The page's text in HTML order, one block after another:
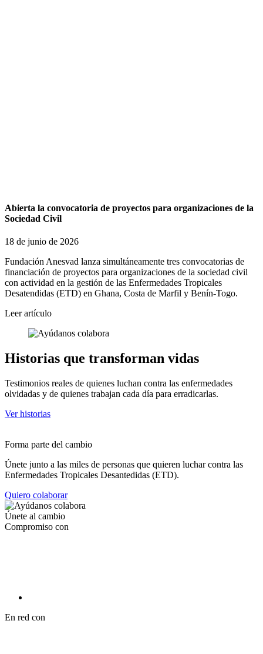
Abierta la convocatoria de proyectos para organizaciones de la
Sociedad Civil
18 de junio de 2026
Fundación Anesvad lanza simultáneamente tres convocatorias de
financiación de proyectos para organizaciones de la sociedad civil
con actividad en la gestión de las Enfermedades Tropicales
Desatendidas (ETD) en Ghana, Costa de Marfil y Benín-Togo.
Leer artículo
Historias que transforman vidas
Testimonios reales de quienes luchan contra las enfermedades
olvidadas y de quienes trabajan cada día para erradicarlas.
Ver historias
Forma parte del cambio
Únete junto a las miles de personas que quieren luchar contra las
Enfermedades Tropicales Desantedidas (ETD).
Quiero colaborar
Únete al cambio
Compromiso con
En red con